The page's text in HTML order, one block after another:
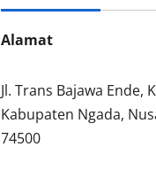
Alamat
Jl. Trans Bajawa Ende,
Kabupaten Ngada,
74500